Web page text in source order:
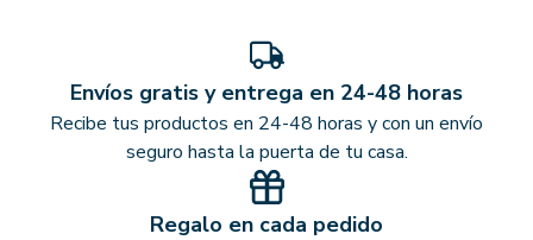
Envíos gratis y entrega en 24-48 horas
Recibe tus productos en 24-48 horas y con un envío
seguro hasta la puerta de tu casa.
Regalo en cada pedido